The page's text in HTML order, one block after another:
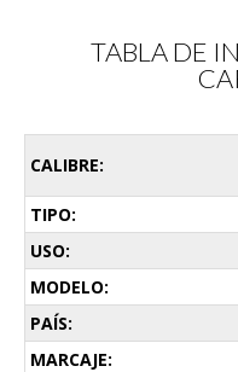
TABLA DE
CALIBRE:
TIPO:
USO:
MODELO:
PAÍS:
MARCAJE: